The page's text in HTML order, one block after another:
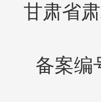
甘肃省
备案编